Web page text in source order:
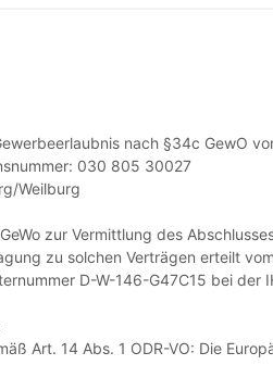
nach §34c GewO
030 805 30027
Weilburg
zur Vermittlung des
zu solchen Verträgen erteilt
D-W-146-G47C15 bei der
Art. 14 Abs. 1 ODR-VO: Die